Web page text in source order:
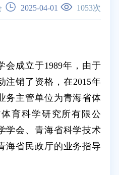
2025-04-01 1053次
会成立于1989年，由于
注销了资格，在2015年
务主管单位为青海省体
育科学研究所有限公
学会、青海省科学技术
海省民政厅的业务指导